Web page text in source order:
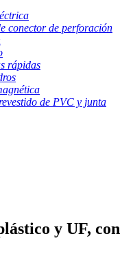
conector de perforación
rápidas
de PVC y junta
y UF, con